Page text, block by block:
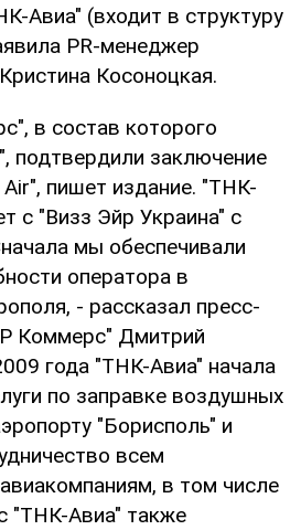
Авиа" (входит в структуру
PR-менеджер
Косоноцкая.
в состав которого
подтвердили заключение
пишет издание. "ТНК-
с "Визз Эйр Украина" с
мы обеспечивали
оператора в
- рассказал пресс-
Коммерс" Дмитрий
года "ТНК-Авиа" начала
по заправке воздушных
"Борисполь" и
всем
в том числе
"ТНК-Авиа" также